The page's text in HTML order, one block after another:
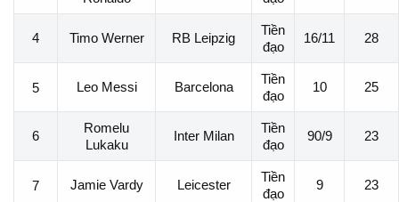
4 Timo Werner RB Leipzig
Tiền
đạo
16/11 28
5 Leo Messi Barcelona
Tiền
đạo
10 25
6
Romelu
Lukaku
Inter Milan
Tiền
đạo
90/9 23
7 Jamie Vardy Leicester
Tiền
đạo
9 23